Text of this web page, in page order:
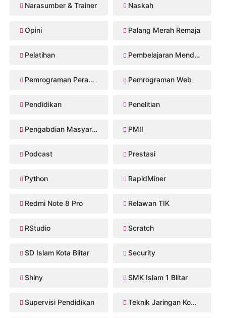
Narasumber & Trainer Naskah
Opini Palang Merah Remaja
Pelatihan Pembelajaran Mendalam
Pemrograman Perangkat Bergerak Pemrograman Web
Pendidikan Penelitian
Pengabdian Masyarakat PMII
Podcast Prestasi
Python RapidMiner
Redmi Note 8 Pro Relawan TIK
RStudio Scratch
SD Islam Kota Blitar Security
Shiny SMK Islam 1 Blitar
Supervisi Pendidikan Teknik Jaringan Komputer dan Telekomunikasi